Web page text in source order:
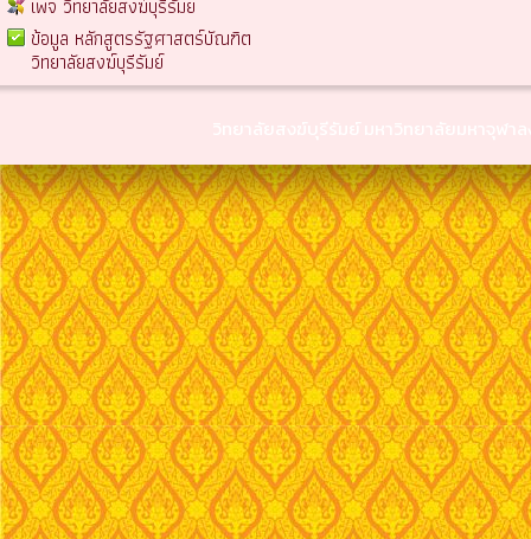
เพจ วิทยาลัยสงฆ์บุรีรัมย
ข้อมูล หลักสูตรรัฐศาสตร์บัณฑิต
วิทยาลัยสงฆ์บุรีรัมย์